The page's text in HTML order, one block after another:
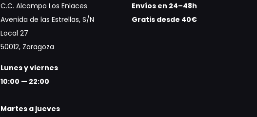
C.C. Alcampo Los Enlaces
Avenida de las Estrellas, S/N
Local 27
50012, Zaragoza
Lunes y viernes
10:00 — 22:00
Martes a jueves
Envíos en 24–48h
Gratis desde 40€